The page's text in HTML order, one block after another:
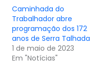
Caminhada do
Trabalhador abre
programação dos 172
anos de Serra Talhada
1 de maio de 2023
Em "Notícias"